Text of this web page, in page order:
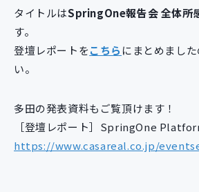
新規開発サービス
パッケージ開発
イベント・セミナー
ニュース
採用情報
タイトルはSpringOne報告会 全体所
す。
登壇レポートをこちら にまとめまし
い。
多田の発表資料もご覧頂けます！
［登壇レポート］SpringOne
https://www.casareal.co.jp/